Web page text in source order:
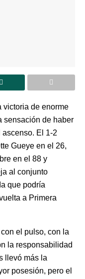
victoria de enorme
sensación de haber
El 1-2
Gueye en el 26,
en el 88 y
al conjunto
que podría
a Primera
el pulso, con la
la responsabilidad
llevó más la
posesión, pero el